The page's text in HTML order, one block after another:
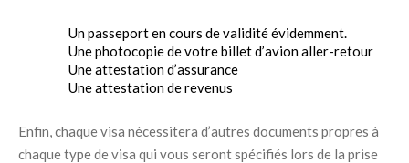
Un passeport en cours de validité évidemment.
Une photocopie de votre billet d’avion aller-retour
Une attestation d’assurance
Une attestation de revenus
Enfin, chaque visa nécessitera d’autres documents propres à
chaque type de visa qui vous seront spécifiés lors de la prise